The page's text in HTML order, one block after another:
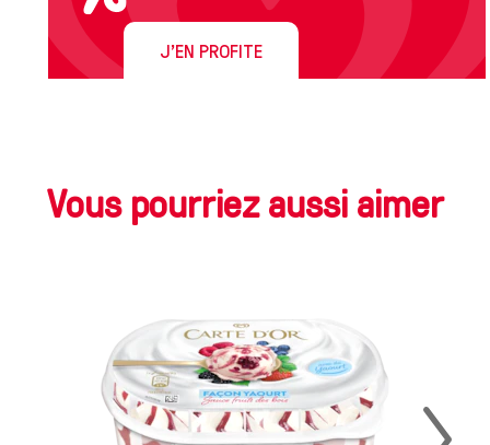
J'EN PROFITE
Vous pourriez aussi aimer